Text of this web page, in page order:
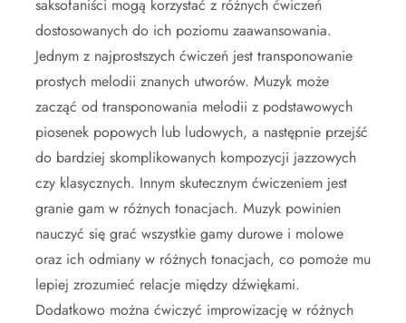
saksofaniści mogą korzystać z różnych ćwiczeń
dostosowanych do ich poziomu zaawansowania.
Jednym z najprostszych ćwiczeń jest transponowanie
prostych melodii znanych utworów. Muzyk może
zacząć od transponowania melodii z podstawowych
piosenek popowych lub ludowych, a następnie przejść
do bardziej skomplikowanych kompozycji jazzowych
czy klasycznych. Innym skutecznym ćwiczeniem jest
granie gam w różnych tonacjach. Muzyk powinien
nauczyć się grać wszystkie gamy durowe i molowe
oraz ich odmiany w różnych tonacjach, co pomoże mu
lepiej zrozumieć relacje między dźwiękami.
Dodatkowo można ćwiczyć improwizację w różnych